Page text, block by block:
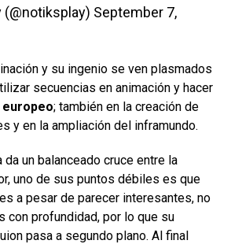
September 7,
y su ingenio se ven plasmados
secuencias en animación y hacer
europeo; también en la creación de
y en la ampliación del inframundo.
un balanceado cruce entre la
uno de sus puntos débiles es que
a pesar de parecer interesantes, no
con profundidad, por lo que su
pasa a segundo plano. Al final